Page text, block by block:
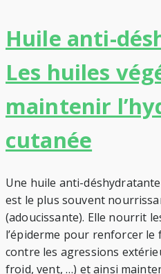
Huile anti-
Les huiles
maintenir
cutanée
Une huile anti-
est le plus souvent
(adoucissante). Elle nourrit
l’épiderme pour renforcer
contre les agressions
froid, vent, …) et ainsi